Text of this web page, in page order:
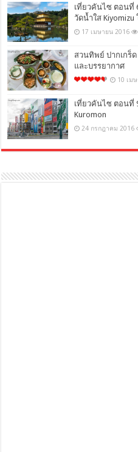
เที่ยวคันไซ ตอนที่
วัดน้ำใส Kiyomizu
17 เมษายน 2016
สวนทิพย์ ปากเกร็
และบรรยากาศ
10 เม
เที่ยวคันไซ ตอนที่
Kuromon
24 กรกฎาคม 2016